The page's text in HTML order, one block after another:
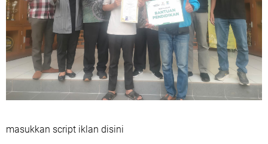
masukkan script iklan disini